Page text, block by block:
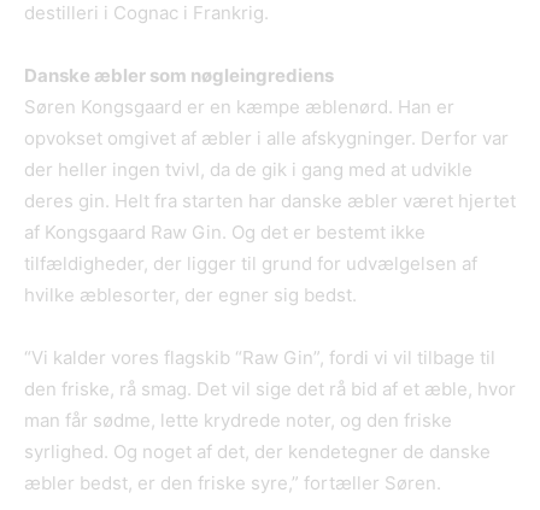
destilleri i Cognac i Frankrig.
Danske æbler som nøgleingrediens
Søren Kongsgaard er en kæmpe æblenørd. Han er
opvokset omgivet af æbler i alle afskygninger. Derfor var
der heller ingen tvivl, da de gik i gang med at udvikle
deres gin. Helt fra starten har danske æbler været hjertet
af Kongsgaard Raw Gin. Og det er bestemt ikke
tilfældigheder, der ligger til grund for udvælgelsen af
hvilke æblesorter, der egner sig bedst.
“Vi kalder vores flagskib “Raw Gin”, fordi vi vil tilbage til
den friske, rå smag. Det vil sige det rå bid af et æble, hvor
man får sødme, lette krydrede noter, og den friske
syrlighed. Og noget af det, der kendetegner de danske
æbler bedst, er den friske syre,” fortæller Søren.